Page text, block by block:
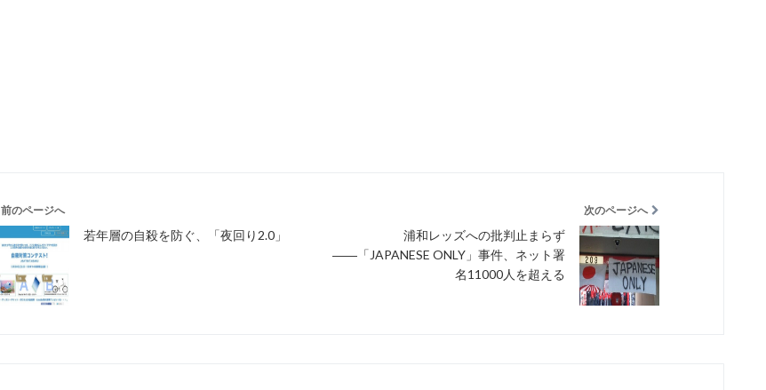
前のページへ
若年層の自殺を防ぐ、「夜回り2.0」
次のページへ
浦和レッズへの批判止まらず
――「JAPANESE ONLY」事件、ネット署
名11000人を超える